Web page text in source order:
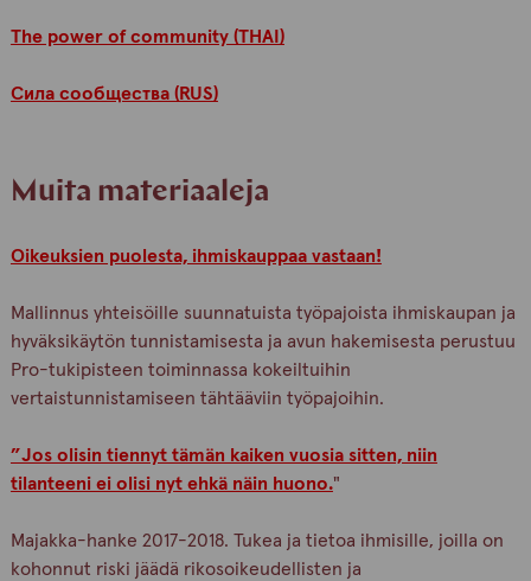
The power of community (THAI)
Сила сообщества (RUS)
Muita materiaaleja
Oikeuksien puolesta, ihmiskauppaa vastaan!
Mallinnus yhteisöille suunnatuista työpajoista ihmiskaupan ja
hyväksikäytön tunnistamisesta ja avun hakemisesta perustuu
Pro-tukipisteen toiminnassa kokeiltuihin
vertaistunnistamiseen tähtääviin työpajoihin.
”Jos olisin tiennyt tämän kaiken vuosia sitten, niin
tilanteeni ei olisi nyt ehkä näin huono."
Majakka-hanke 2017-2018. Tukea ja tietoa ihmisille, joilla on
kohonnut riski jäädä rikosoikeudellisten ja